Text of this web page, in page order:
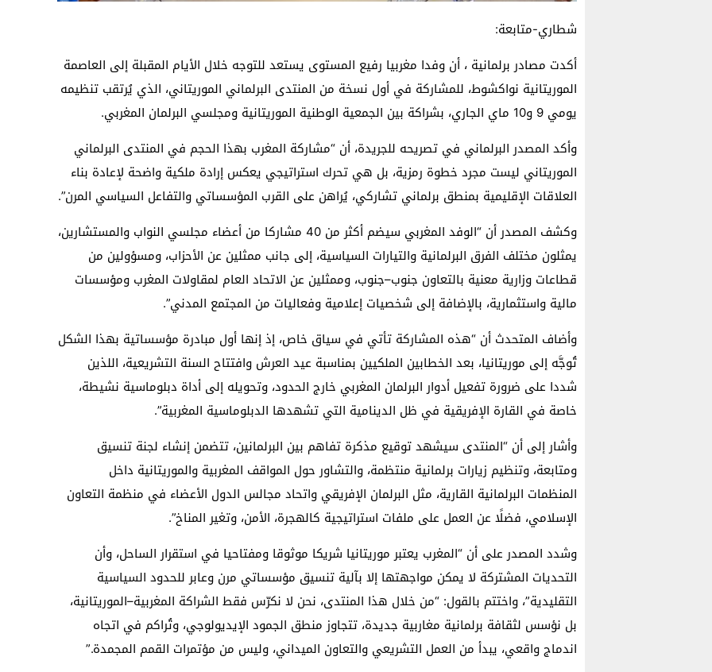
شطاري-متابعة:
أكدت مصادر برلمانية ، أن وفدا مغربيا رفيع المستوى يستعد للتوجه خلال الأيام المقبلة إلى العاصمة
الموريتانية نواكشوط، للمشاركة في أول نسخة من المنتدى البرلماني الموريتاني، الذي يُرتقب تنظيمه
يومي 9 و10 ماي الجاري، بشراكة بين الجمعية الوطنية الموريتانية ومجلسي البرلمان المغربي.
وأكد المصدر البرلماني في تصريحه للجريدة، أن “مشاركة المغرب بهذا الحجم في المنتدى البرلماني
الموريتاني ليست مجرد خطوة رمزية، بل هي تحرك استراتيجي يعكس إرادة ملكية واضحة لإعادة بناء
العلاقات الإقليمية بمنطق برلماني تشاركي، يُراهن على القرب المؤسساتي والتفاعل السياسي المرن”.
وكشف المصدر أن “الوفد المغربي سيضم أكثر من 40 مشاركا من أعضاء مجلسي النواب والمستشارين،
يمثلون مختلف الفرق البرلمانية والتيارات السياسية، إلى جانب ممثلين عن الأحزاب، ومسؤولين من
قطاعات وزارية معنية بالتعاون جنوب–جنوب، وممثلين عن الاتحاد العام لمقاولات المغرب ومؤسسات
مالية واستثمارية، بالإضافة إلى شخصيات إعلامية وفعاليات من المجتمع المدني”.
وأضاف المتحدث أن “هذه المشاركة تأتي في سياق خاص، إذ إنها أول مبادرة مؤسساتية بهذا الشكل
تُوجَّه إلى موريتانيا، بعد الخطابين الملكيين بمناسبة عيد العرش وافتتاح السنة التشريعية، اللذين
شددا على ضرورة تفعيل أدوار البرلمان المغربي خارج الحدود، وتحويله إلى أداة دبلوماسية نشيطة،
خاصة في القارة الإفريقية في ظل الدينامية التي تشهدها الدبلوماسية المغربية”.
وأشار إلى أن “المنتدى سيشهد توقيع مذكرة تفاهم بين البرلمانين، تتضمن إنشاء لجنة تنسيق
ومتابعة، وتنظيم زيارات برلمانية منتظمة، والتشاور حول المواقف المغربية والموريتانية داخل
المنظمات البرلمانية القارية، مثل البرلمان الإفريقي واتحاد مجالس الدول الأعضاء في منظمة التعاون
الإسلامي، فضلًا عن العمل على ملفات استراتيجية كالهجرة، الأمن، وتغير المناخ”.
وشدد المصدر على أن “المغرب يعتبر موريتانيا شريكا موثوقا ومفتاحيا في استقرار الساحل، وأن
التحديات المشتركة لا يمكن مواجهتها إلا بآلية تنسيق مؤسساتي مرن وعابر للحدود السياسية
التقليدية”، واختتم بالقول: “من خلال هذا المنتدى، نحن لا نكرّس فقط الشراكة المغربية–الموريتانية،
بل نؤسس لثقافة برلمانية مغاربية جديدة، تتجاوز منطق الجمود الإيديولوجي، وتُراكم في اتجاه
اندماج واقعي، يبدأ من العمل التشريعي والتعاون الميداني، وليس من مؤتمرات القمم المجمدة.”